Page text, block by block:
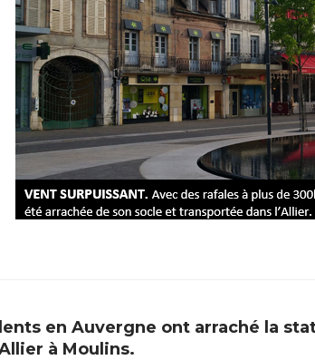
en Auvergne ont arraché la
à Moulins.